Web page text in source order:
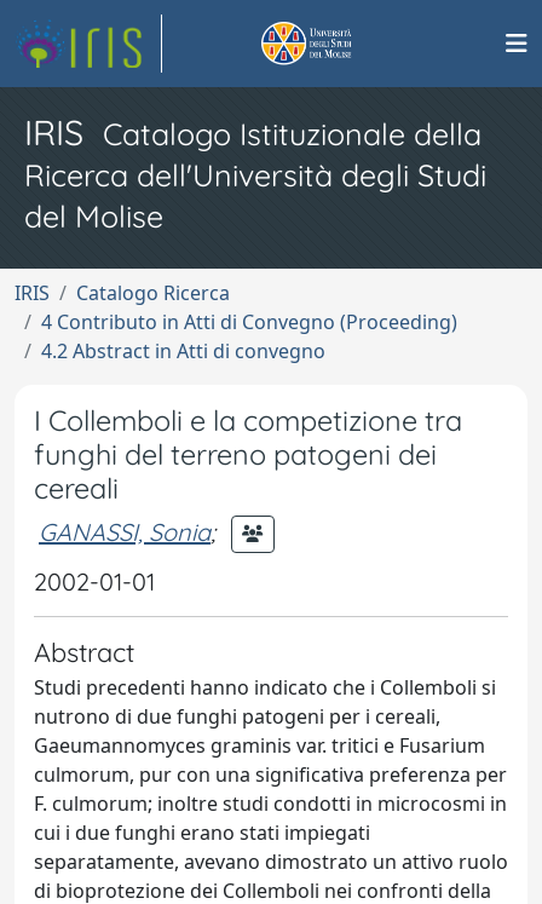
IRIS Catalogo Istituzionale della
Ricerca dell'Università degli Studi
del Molise
IRIS
Catalogo Ricerca
4 Contributo in Atti di Convegno (Proceeding)
4.2 Abstract in Atti di convegno
I Collemboli e la competizione tra
funghi del terreno patogeni dei
cereali
GANASSI, Sonia;
2002-01-01
Abstract
Studi precedenti hanno indicato che i Collemboli si
nutrono di due funghi patogeni per i cereali,
Gaeumannomyces graminis var. tritici e Fusarium
culmorum, pur con una significativa preferenza per
F. culmorum; inoltre studi condotti in microcosmi in
cui i due funghi erano stati impiegati
separatamente, avevano dimostrato un attivo ruolo
di bioprotezione dei Collemboli nei confronti della